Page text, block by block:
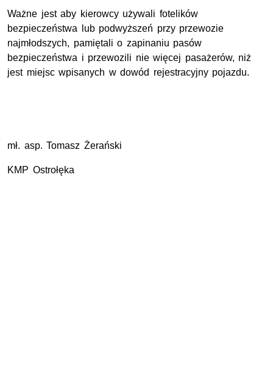
Ważne jest aby kierowcy używali fotelików
bezpieczeństwa lub podwyższeń przy przewozie
najmłodszych, pamiętali o zapinaniu pasów
bezpieczeństwa i przewozili nie więcej pasażerów, niż
jest miejsc wpisanych w dowód rejestracyjny pojazdu.
mł. asp. Tomasz Żerański
KMP Ostrołęka